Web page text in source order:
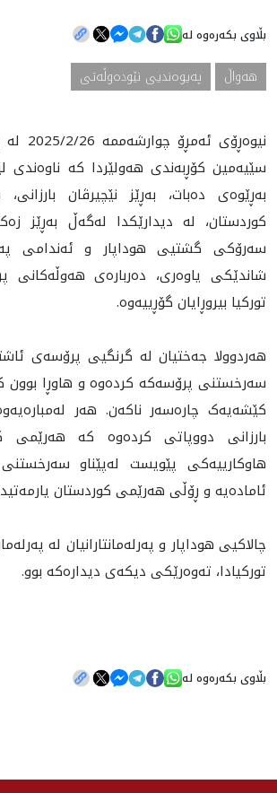
هه‌واڵ
بڵاوی بکەرەوە لە
هه‌واڵ په‌یوه‌ندیی نێوده‌وڵه‌تی
سێيه‌مين كۆڕبه‌ندى هەولێردا كه‌ ناوه‌ندى
به‌ڕێوه‌ى ده‌بات، بەڕێز نێچیرڤان
کوردستان، له‌ ديدارێكدا له‌گه‌ڵ به‌ڕێز
سه‌رۆكى گشتيى هوداپار و ئه‌ندامى
شاندێكى ياوه‌رى، ده‌رباره‌ى
توركيا بيروڕايان گۆڕييه‌وه‌.
هه‌ردوولا جه‌ختيان له‌ گرنگيى پرۆسه‌ى
سه‌رخستنى پرۆسه‌كه‌ كرده‌وه و هاوڕا
کێشەیەک چاره‌سه‌ر ناكه‌ن‌. هه‌ر
بارزانى دووپاتى كرده‌وه‌ كه‌ هه‌رێمى
هاوكارييه‌كى پێويست له‌پێناو
ئاماده‌يه‌ و ڕۆڵى هه‌رێمى كوردستان
چالاكيى هوداپار و په‌رله‌مانتارانيان له‌
توركيادا، ته‌وه‌رێكى ديكه‌ى ديداره‌كه‌ بوو.
بڵاوی بکەرەوە لە